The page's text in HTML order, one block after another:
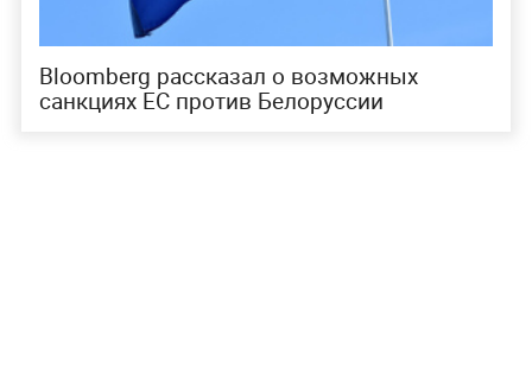
Bloomberg рассказал о возможных
санкциях ЕС против Белоруссии